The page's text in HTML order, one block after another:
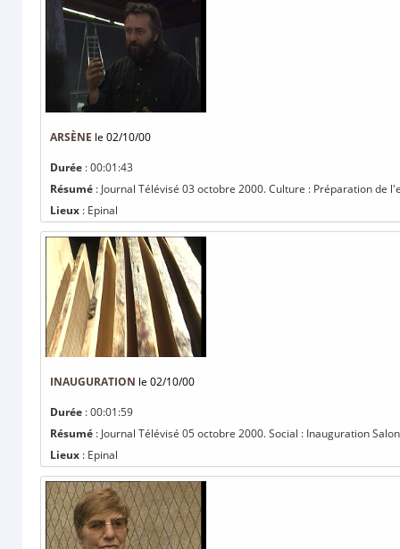
ARSÈNE le 02/10/00
Durée : 00:01:43
Résumé : Journal Télévisé 03 octobre 2000. Culture : Préparation de
Lieux : Epinal
INAUGURATION le 02/10/00
Durée : 00:01:59
Résumé : Journal Télévisé 05 octobre 2000. Social : Inauguration
Lieux : Epinal